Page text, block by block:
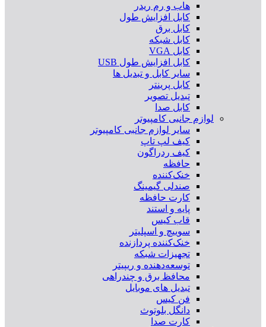
هاب و رم ریدر
کابل افزایش طول
کابل برق
کابل شبکه
کابل VGA
کابل افزایش طول USB
سایر کابل و تبدیل ها
کابل پرینتر
تبدیل تصویر
کابل صدا
لوازم جانبی کامپیوتر
سایر لوازم جانبی کامپیوتر
کیف لپ تاپ
کیف ردراگون
حافظه
خنک‌کننده
صندلی گیمینگ
کارت حافظه
پایه و استند
قاب کیس
سوییچ و اسپلیتر
خنک‌کننده پردازنده
تجهیزات شبکه
توسعه‌دهنده و ریپیتر
محافظ برق و چندراهی
تبدیل های موبایل
فن کیس
دانگل بلوتوث
کارت صدا